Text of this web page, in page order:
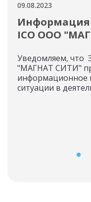
09.08.2023
Информация
ICO ООО
Уведомляем, что
"МАГНАТ СИТИ"
информационное
ситуации в